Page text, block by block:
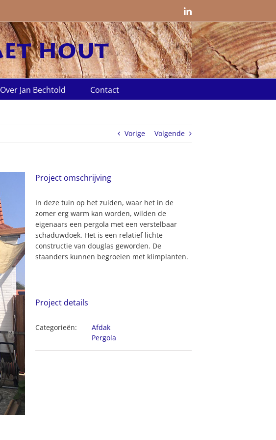
LinkedIn
Over Jan Bechtold Contact
Vorige Volgende
Project omschrijving
In deze tuin op het zuiden, waar het in de
zomer erg warm kan worden, wilden de
eigenaars een pergola met een verstelbaar
schaduwdoek. Het is een relatief lichte
constructie van douglas geworden. De
staanders kunnen begroeien met klimplanten.
Project details
Categorieën:
Afdak
Pergola